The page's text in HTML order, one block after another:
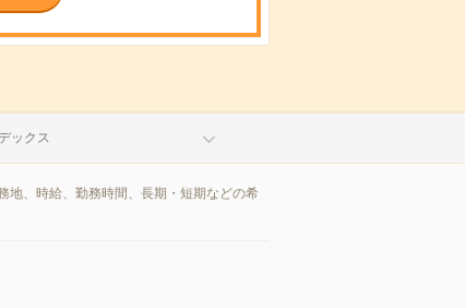
ックス
地、時給、勤務時間、長期・短期などの希